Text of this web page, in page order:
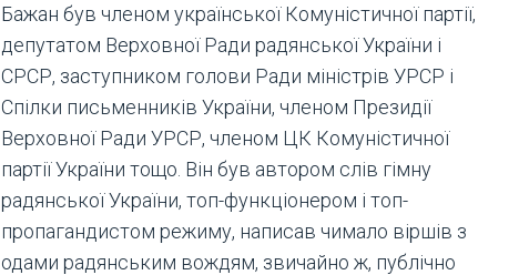
Бажан був членом української Комуністичної партії,
депутатом Верховної Ради радянської України і
СРСР, заступником голови Ради міністрів УРСР і
Спілки письменників України, членом Президії
Верховної Ради УРСР, членом ЦК Комуністичної
партії України тощо. Він був автором слів гімну
радянської України, топ-функціонером і топ-
пропагандистом режиму, написав чимало віршів з
одами радянським вождям, звичайно ж, публічно